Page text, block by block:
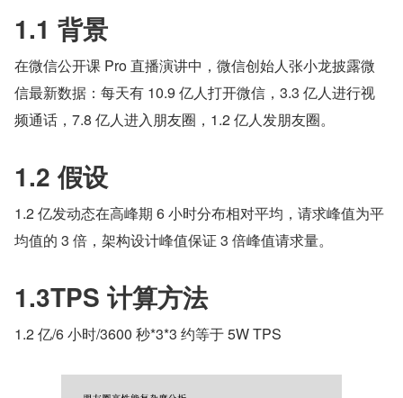
1.1 背景
在微信公开课 Pro 直播演讲中，微信创始人张小龙披露微
信最新数据：每天有 10.9 亿人打开微信，3.3 亿人进行视
频通话，7.8 亿人进入朋友圈，1.2 亿人发朋友圈。
1.2 假设
1.2 亿发动态在高峰期 6 小时分布相对平均，请求峰值为平
均值的 3 倍，架构设计峰值保证 3 倍峰值请求量。
1.3TPS 计算方法
1.2 亿/6 小时/3600 秒*3*3 约等于 5W TPS